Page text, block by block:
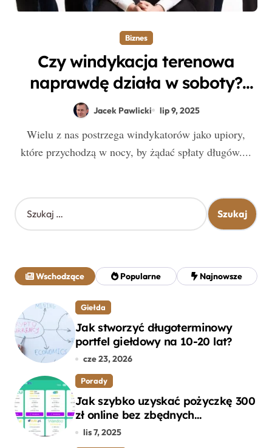
Biznes
Czy windykacja terenowa
naprawdę działa w soboty?
Odkryj zaskakującą prawdę o
Jacek Pawlicki lip 9, 2025
Wielu z nas postrzega windykatorów jako upiory,
które przychodzą w nocy, by żądać spłaty długów....
S
z
j
:
Wschodzące Popularne Najnowsze
Giełda
Jak stworzyć długoterminowy
portfel giełdowy na 10-20 lat?
cze 23, 2026
Porady
Jak szybko uzyskać pożyczkę 300
zł online bez zbędnych
formalności?
lis 7, 2025